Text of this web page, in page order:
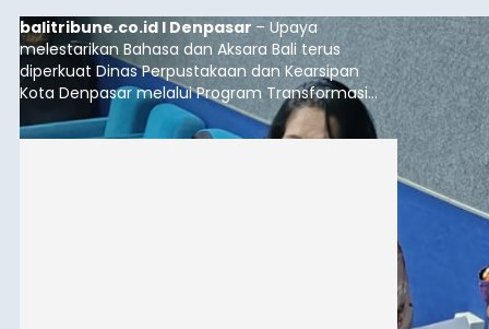
balitribune.co.id I Denpasar – Upaya
melestarikan Bahasa dan Aksara Bali terus
diperkuat Dinas Perpustakaan dan Kearsipan
Kota Denpasar melalui Program Transformasi
Perpustakaan Berbasis Inklusi Sosial (TPBIS).
Tahun ini, sebanyak 63 siswa kelas IV dan V SD